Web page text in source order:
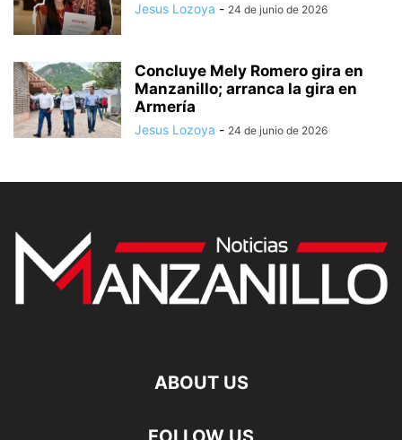
Jesus Lozoya - 24 de junio de 2026
Concluye Mely Romero gira en
Manzanillo; arranca la gira en
Armería
Jesus Lozoya - 24 de junio de 2026
ABOUT US